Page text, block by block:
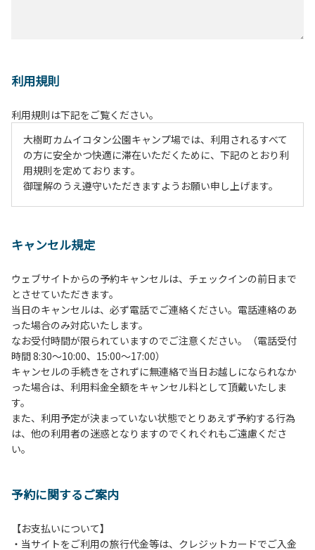
利用規則
利用規則は下記をご覧ください。
大樹町カムイコタン公園キャンプ場では、利用されるすべて
の方に安全かつ快適に滞在いただくために、下記のとおり利
用規則を定めております。
御理解のうえ遵守いただきますようお願い申し上げます。
２、中学生以下だけでの利用はできません。高校生以上の方
３、テントサイト（多目的広場を含む。）の使用は、事前に
予約いただいた方のみで、連泊の方を除き、正午からです。
基本的に、テント1張りにつき1区画の予約をお願いします。
管理棟にてチェックインの手続きを行ってください。午後3
時前にお越しの方は、午後3時になりましたら管理棟にて手
続きを行ってください。午後5時過ぎにお越しの方は、翌朝
手続きを行ってください。
４、車両は、荷物の積み下ろし時以外は、駐車場にとめてく
ださい。
５、チェックアウトは、午前10時まで（日帰り使用の場合は
午後5時まで）です。チェックインの手続きを行っていない
方や使用人数が増えた場合は、必ず手続きを行ってくださ
ら午前10時までの間にゴミステーションに出してください。
は、お持ち帰りをお願いします。
キャンセル規定
ウェブサイトからの予約キャンセルは、チェックインの前日まで
とさせていただきます。
当日のキャンセルは、必ず電話でご連絡ください。電話連絡のあ
った場合のみ対応いたします。
なお受付時間が限られていますのでご注意ください。（電話受付
時間 8:30～10:00、15:00～17:00）
キャンセルの手続きをされずに無連絡で当日お越しになられなか
った場合は、利用料金全額をキャンセル料として頂戴いたしま
す。
また、利用予定が決まっていない状態でとりあえず予約する行為
は、他の利用者の迷惑となりますのでくれぐれもご遠慮くださ
い。
予約に関するご案内
【お支払いについて】
・当サイトをご利用の旅行代金等は、クレジットカードでご入金